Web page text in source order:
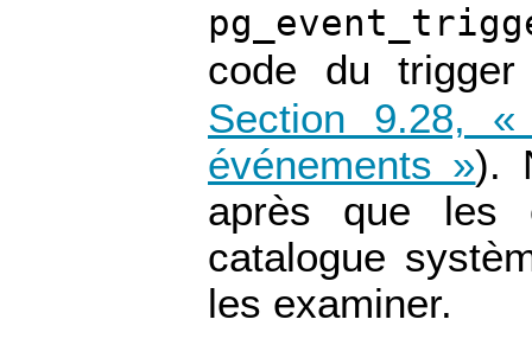
code du
Section 9.28,
événements »).
après que les
catalogue
les examiner.